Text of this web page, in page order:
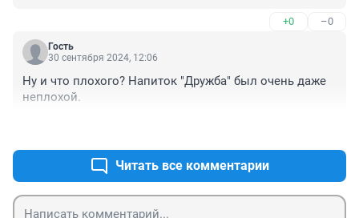
+0 –0
Гость
30 сентября 2024, 12:06
Ну и что плохого? Напиток "Дружба" был очень даже
неплохой.
Читать все комментарии